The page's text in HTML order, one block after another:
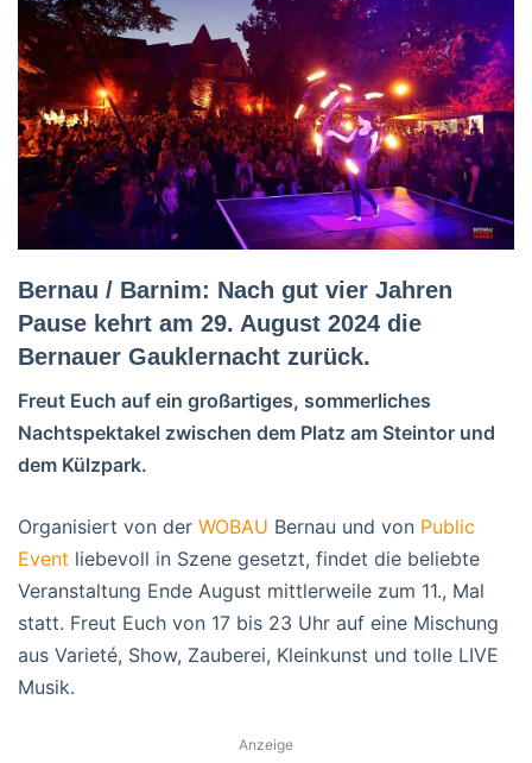
Bernau / Barnim: Nach gut vier Jahren
Pause kehrt am 29. August 2024 die
Bernauer Gauklernacht zurück.
Freut Euch auf ein großartiges, sommerliches
Nachtspektakel zwischen dem Platz am Steintor und
dem Külzpark.
Organisiert von der WOBAU Bernau und von Public
Event liebevoll in Szene gesetzt, findet die beliebte
Veranstaltung Ende August mittlerweile zum 11., Mal
statt. Freut Euch von 17 bis 23 Uhr auf eine Mischung
aus Varieté, Show, Zauberei, Kleinkunst und tolle LIVE
Musik.
Anzeige